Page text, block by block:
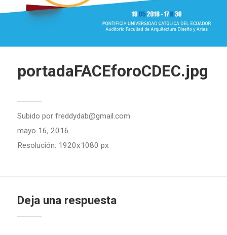
portadaFACEforoCDEC.jpg
Subido por freddydab@gmail.com
mayo 16, 2016
Resolución: 1920x1080 px
Deja una respuesta